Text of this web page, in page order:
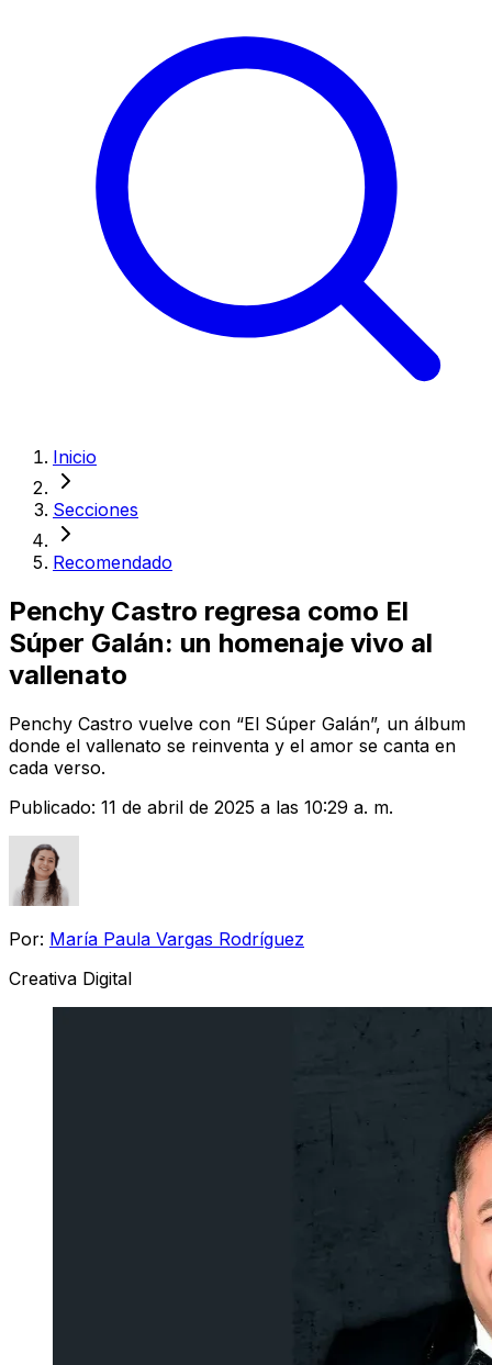
Inicio
Secciones
Recomendado
Penchy Castro regresa como El
Súper Galán: un homenaje vivo al
vallenato
Penchy Castro vuelve con “El Súper Galán”, un álbum
donde el vallenato se reinventa y el amor se canta en
cada verso.
Publicado: 11 de abril de 2025 a las 10:29 a. m.
Por: María Paula Vargas Rodríguez
Creativa Digital